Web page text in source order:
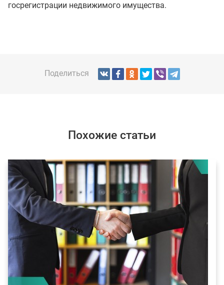
госрегистрации недвижимого имущества.
Поделиться
Похожие статьи